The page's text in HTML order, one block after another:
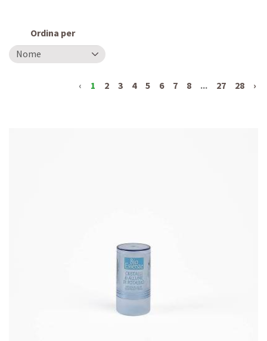
Ordina per
‹ 1 2 3 4 5 6 7 8 ... 27 28 ›